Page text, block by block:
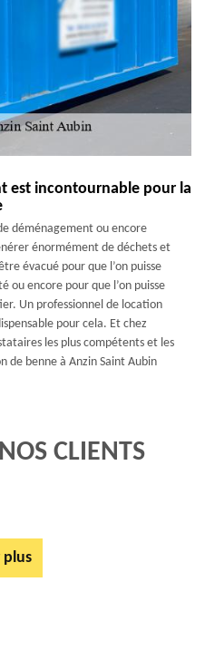
est incontournable pour la
déménagement ou encore
énormément de déchets et
évacué pour que l’on puisse
encore pour que l’on puisse
Un professionnel de location
pour cela. Et chez
les plus compétents et les
de benne à Anzin Saint Aubin
CLIENTS
plus